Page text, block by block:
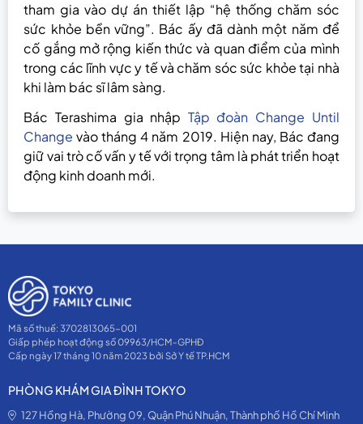
tham gia vào dự án thiết lập “hệ thống chăm sóc
sức khỏe bền vững”. Bác ấy đã dành một năm để
cố gắng mở rộng kiến ​​thức và quan điểm của mình
trong các lĩnh vực y tế và chăm sóc sức khỏe tại nhà
khi làm bác sĩ lâm sàng.
Bác Terashima gia nhập Tập đoàn Change Until
Change vào tháng 4 năm 2019. Hiện nay, Bác đang
giữ vai trò cố vấn y tế với trọng tâm là phát triển hoạt
động kinh doanh mới.
Mã số thuế: 3702813065-001
Giấp phép hoạt động số 09963/HCM-GPHĐ
Cấp ngày 17 tháng 10 năm 2023 bởi Sở Y tế TP.HCM
PHÒNG KHÁM GIA ĐÌNH TOKYO
127 Hồng Hà, Phường 09, Quận Phú Nhuận, Thành phố Hồ Chí Minh